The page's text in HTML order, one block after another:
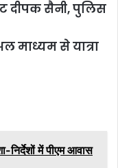
दीपक सैनी, पुलिस
माध्यम से यात्रा
निर्देशों में पीएम आवास